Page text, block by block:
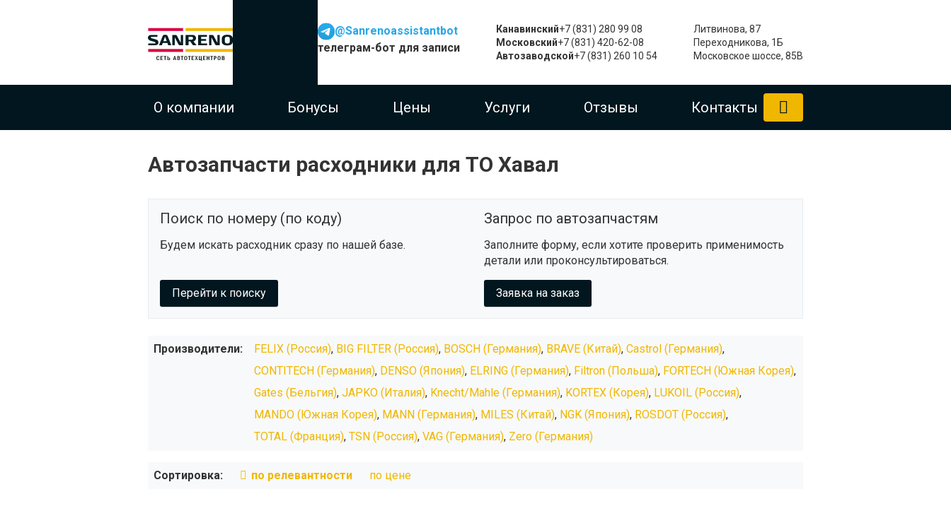
@Sanrenoassistantbot
телеграм-бот для записи
Канавинский+7 (831) 280 99 08
Московский+7 (831) 420-62-08
Автозаводской+7 (831) 260 10 54
Литвинова, 87
Переходникова, 1Б
Московское шоссе, 85В
О компании Бонусы Цены Услуги Отзывы Контакты
Автозапчасти расходники для ТО Хавал
Поиск по номеру (по коду)
Будем искать расходник сразу по нашей базе.
Перейти к поиску
Запрос по автозапчастям
Заполните форму, если хотите проверить применимость
детали или проконсультироваться.
Заявка на заказ
Производители: FELIX (Россия), BIG FILTER (Россия), BOSCH (Германия), BRAVE (Китай), Castrol (Германия),
CONTITECH (Германия), DENSO (Япония), ELRING (Германия), Filtron (Польша), FORTECH (Южная Корея),
Gates (Бельгия), JAPKO (Италия), Knecht/Mahle (Германия), KORTEX (Корея), LUKOIL (Россия),
MANDO (Южная Корея), MANN (Германия), MILES (Китай), NGK (Япония), ROSDOT (Россия),
TOTAL (Франция), TSN (Россия), VAG (Германия), Zero (Германия)
Сортировка: по релевантности по цене